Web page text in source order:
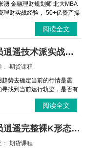
湧 金融理财规划师 北大MBA
理财实战经验， 50+亿资产操
阅读全文
悟道金融职业培训学校期货交易员逍遥技术派实战运用精品课程
期货课程
势去确定当前的行情是震
找到当前运行轨迹，是否有
阅读全文
悟道金融职业培训学校期货交易员逍遥完整裸K形态学与均线经典
期货课程